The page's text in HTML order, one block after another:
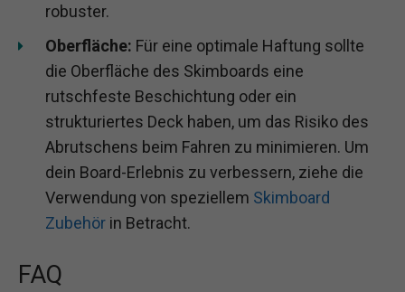
robuster.
Oberfläche: Für eine optimale Haftung sollte
die Oberfläche des Skimboards eine
rutschfeste Beschichtung oder ein
strukturiertes Deck haben, um das Risiko des
Abrutschens beim Fahren zu minimieren. Um
dein Board-Erlebnis zu verbessern, ziehe die
Verwendung von speziellem Skimboard
Zubehör in Betracht.
FAQ